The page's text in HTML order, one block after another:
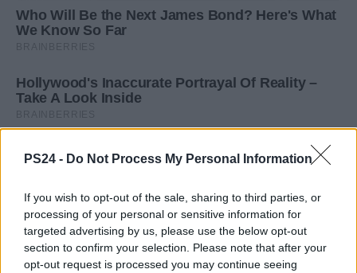
PS24 - Do Not Process My Personal Information
If you wish to opt-out of the sale, sharing to third parties, or
processing of your personal or sensitive information for
targeted advertising by us, please use the below opt-out
section to confirm your selection. Please note that after your
opt-out request is processed you may continue seeing